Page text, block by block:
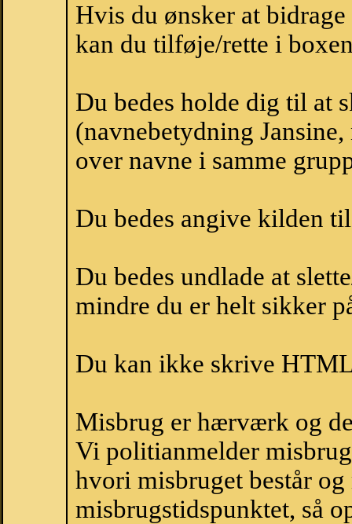
Hvis du ønsker at
kan du tilføje/rette i
Du bedes holde dig til at
(navnebetydning
over navne i samme
Du bedes angive kilden
Du bedes undlade at
mindre du er helt sikker
Du kan ikke skrive
Misbrug er hærværk og
Vi politianmelder
hvori misbruget består
misbrugstidspunktet, så